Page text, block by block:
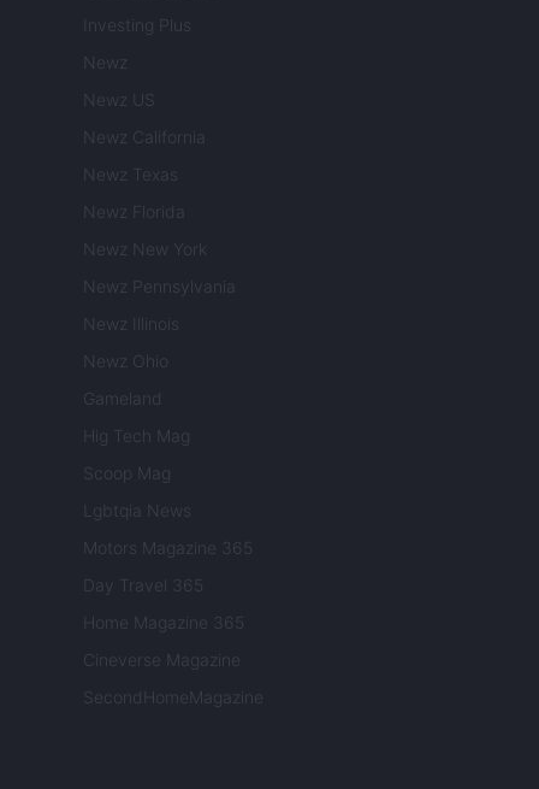
Investing Plus
Newz
Newz US
Newz California
Newz Texas
Newz Florida
Newz New York
Newz Pennsylvania
Newz Illinois
Newz Ohio
Gameland
Hig Tech Mag
Scoop Mag
Lgbtqia News
Motors Magazine 365
Day Travel 365
Home Magazine 365
Cineverse Magazine
SecondHomeMagazine